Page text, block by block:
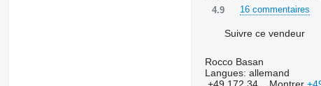
4.9 16 commentaires
Suivre ce vendeur
Rocco Basan
Langues: allemand